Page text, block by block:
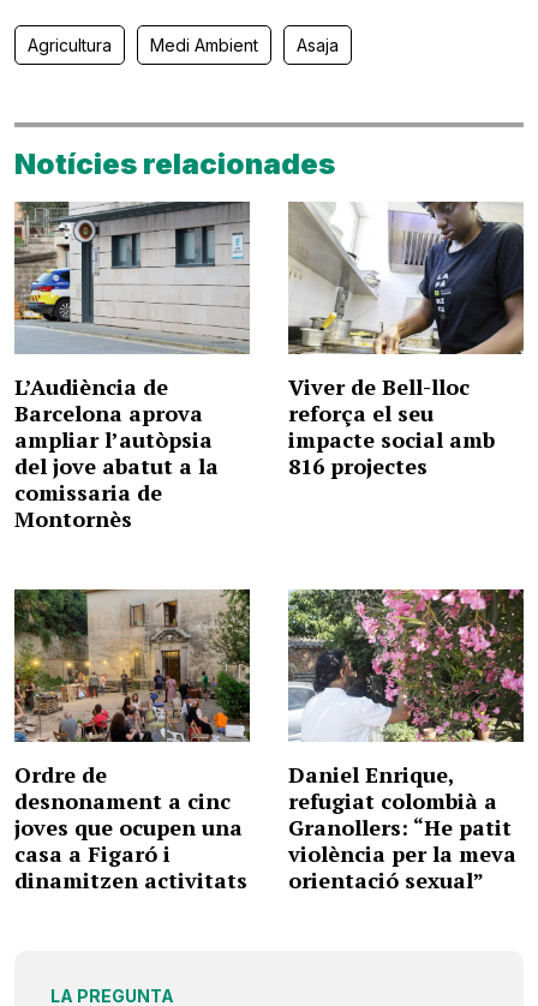
Agricultura Medi Ambient Asaja
Notícies relacionades
L’Audiència de
Barcelona aprova
ampliar l’autòpsia
del jove abatut a la
comissaria de
Montornès
Viver de Bell-lloc
reforça el seu
impacte social amb
816 projectes
Ordre de
desnonament a cinc
joves que ocupen una
casa a Figaró i
dinamitzen activitats
Daniel Enrique,
refugiat colombià a
Granollers: “He patit
violència per la meva
orientació sexual”
LA PREGUNTA